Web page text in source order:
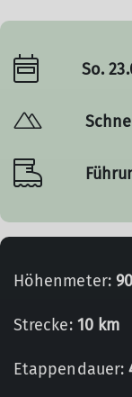
So.
Höhenmeter:
Strecke: 10 km
Etappendauer: